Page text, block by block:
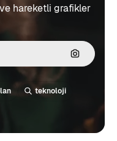
hareketli grafikler
teknoloji